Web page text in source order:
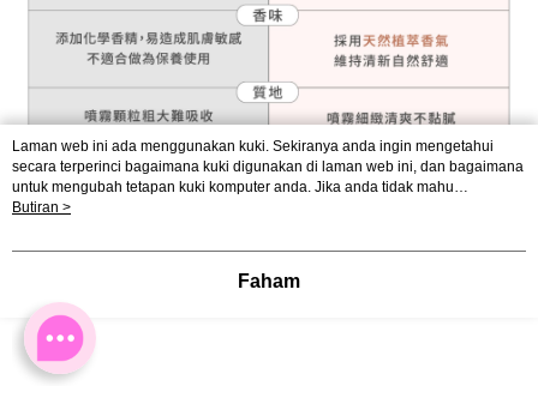
Laman web ini ada menggunakan kuki. Sekiranya anda ingin mengetahui
secara terperinci bagaimana kuki digunakan di laman web ini, dan bagaimana
untuk mengubah tetapan kuki komputer anda. Jika anda tidak mahu
menggunakan kuki di komputer anda, sila rujuk penerangan mengenai kuki.
mengetahui secara terperinci bagaimana kuki digunakan di laman web ini,
mahu menggunakan kuki di komputer anda, sila rujuk penerangan mengenai
kuki.
Butiran >
Faham